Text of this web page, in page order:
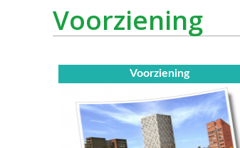
Voorziening
Voorziening